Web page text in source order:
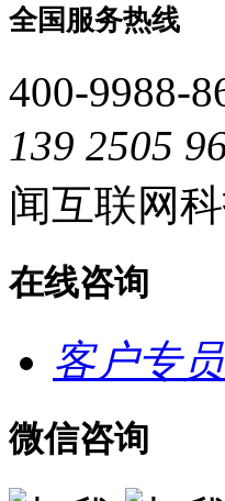
全国服务热线
400-9988-
139 2505
闻互联网
在线咨询
客户专
微信咨询